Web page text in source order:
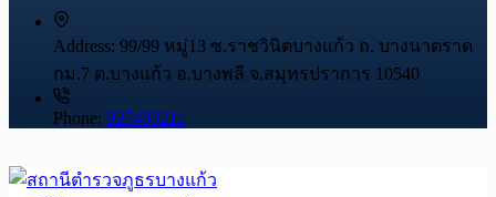
Address: 99/99 หมู่13 ซ.ราชวินิตบางแก้ว ถ. บางนาตราด
กม.7 ต.บางแก้ว อ.บางพลี จ.สมุทรปราการ 10540
Phone: 027403211